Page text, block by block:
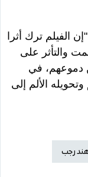
الفيلم ترك أثرا
والتأثر على
دموعهم، في
الألم إلى
رجب